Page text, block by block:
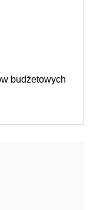
budżetowych